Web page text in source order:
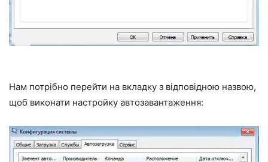
Нам потрібно перейти на вкладку з відповідною назвою,
щоб виконати настройку автозавантаження: